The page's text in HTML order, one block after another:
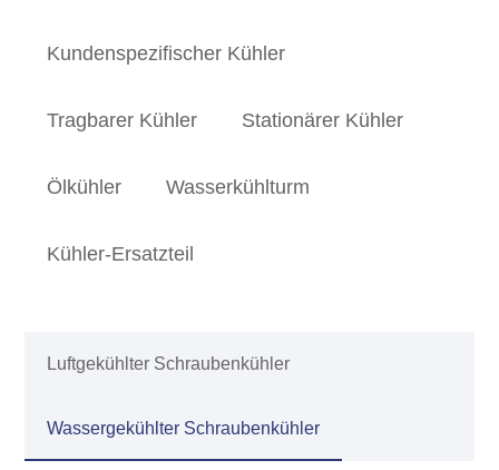
Kundenspezifischer Kühler
Tragbarer Kühler Stationärer Kühler
Ölkühler Wasserkühlturm
Kühler-Ersatzteil
Luftgekühlter Schraubenkühler
Wassergekühlter Schraubenkühler